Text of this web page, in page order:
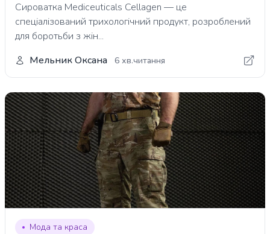
Сироватка Mediceuticals Cellagen — це
спеціалізований трихологічний продукт, розроблений
для боротьби з жін...
Мельник Оксана
6 хв.читання
Мода та краса